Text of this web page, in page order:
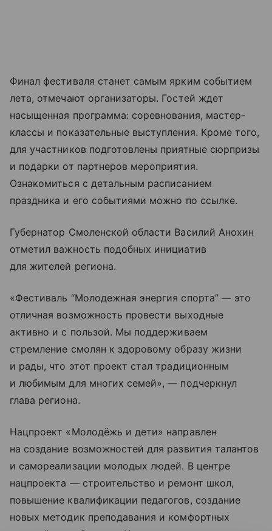
Финал фестиваля станет самым ярким событием
лета, отмечают организаторы. Гостей ждет
насыщенная программа: соревнования, мастер-
классы и показательные выступления. Кроме того,
для участников подготовлены приятные сюрпризы
и подарки от партнеров мероприятия.
Ознакомиться с детальным расписанием
праздника и его событиями можно по ссылке.
Губернатор Смоленской области Василий Анохин
отметил важность подобных инициатив
для жителей региона.
«Фестиваль “Молодежная энергия спорта” — это
отличная возможность провести выходные
активно и с пользой. Мы поддерживаем
стремление смолян к здоровому образу жизни
и рады, что этот проект стал традиционным
и любимым для многих семей», — подчеркнул
глава региона.
Нацпроект «Молодёжь и дети» направлен
на создание возможностей для развития талантов
и самореализации молодых людей. В центре
нацпроекта — строительство и ремонт школ,
повышение квалификации педагогов, создание
новых методик преподавания и комфортных